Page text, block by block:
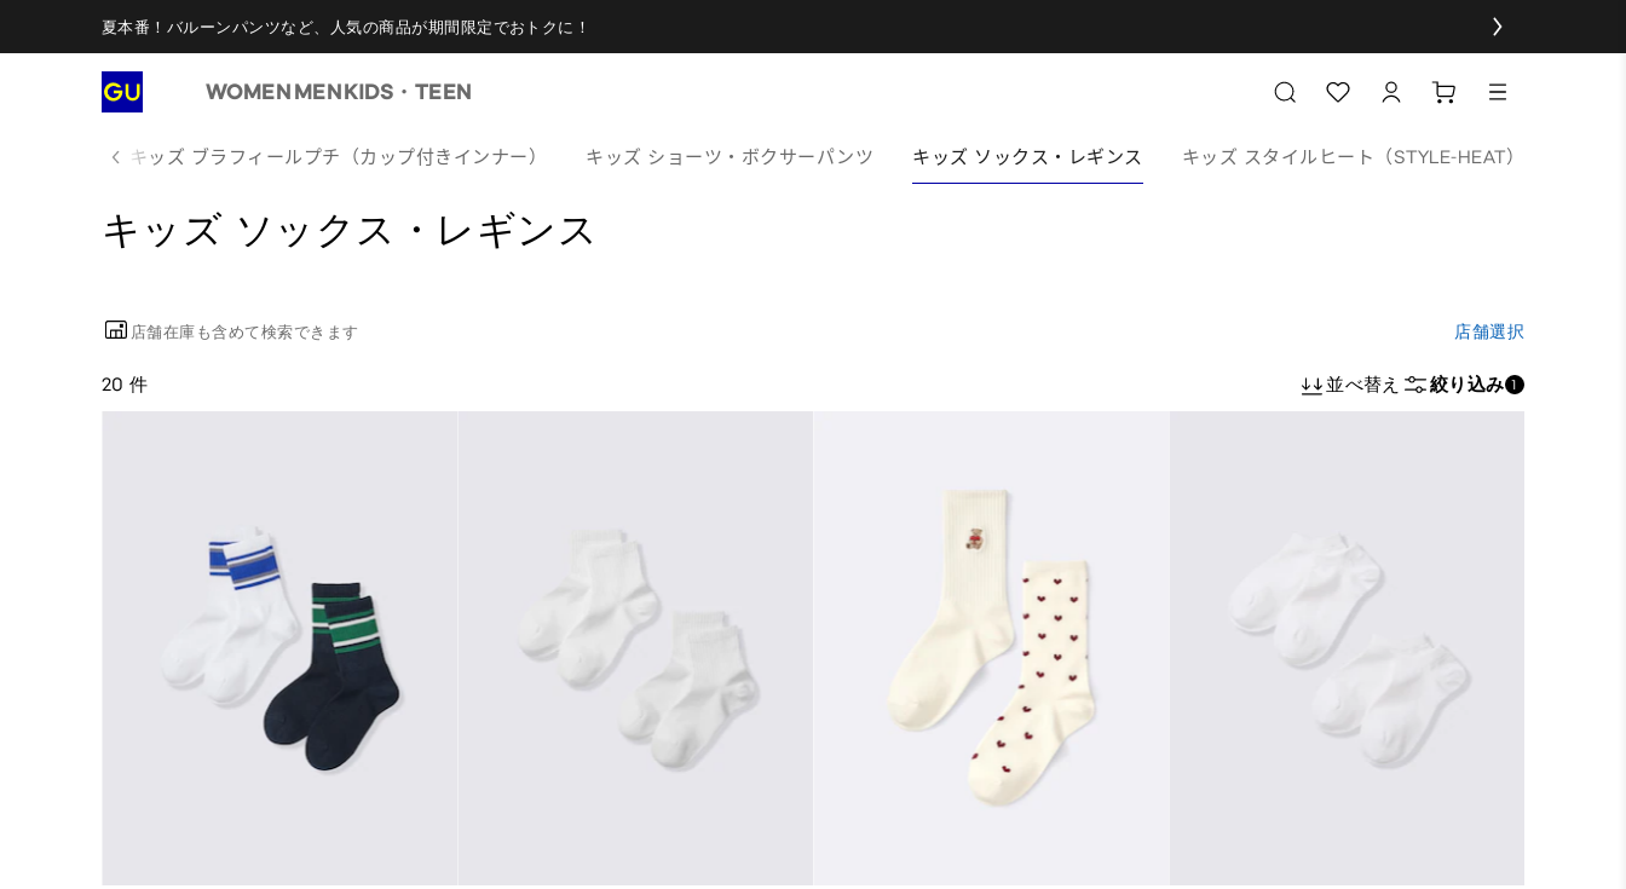
夏本番！バルーンパンツなど、人気の商品が期間限定でおトクに！
WOMEN MENKIDS・TEEN
キッズ ブラフィールプチ（カップ付きインナー） キッズ ショーツ・ボクサーパンツ キッズ ソックス・レギンス キッズ スタイルヒート（STYLE-HEAT）
キッズ ソックス・レギンス
店舗在庫も含めて検索できます 店舗選択
20 件 並べ替え 絞り込み 1